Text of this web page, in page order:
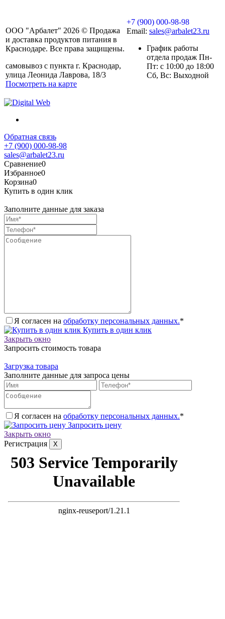
ООО "Арбалет" 2026 © Продажа
и доставка продуктов питания в
Краснодаре. Все права защищены.
самовывоз с пункта г. Краснодар,
улица Леонида Лаврова, 18/3
Посмотреть на карте
+7 (900) 000-98-98
Email: sales@arbalet23.ru
График работы
отдела продаж Пн-
Пт: с 10:00 до 18:00
Сб, Вс: Выходной
Обратная связь
+7 (900) 000-98-98
sales@arbalet23.ru
Сравнение0
Избранное0
Корзина0
Купить в один клик
Заполните данные для заказа
Я согласен на обработку персональных данных.*
Купить в один клик
Закрыть окно
Запросить стоимость товара
Загрузка товара
Заполните данные для запроса цены
Я согласен на обработку персональных данных.*
Запросить цену
Закрыть окно
Регистрация
X